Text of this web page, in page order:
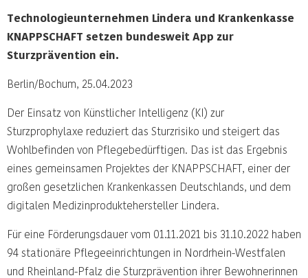
Technologieunternehmen Lindera und Krankenkasse
KNAPPSCHAFT setzen bundesweit App zur
Sturzprävention ein.
Berlin/Bochum, 25.04.2023
Der Einsatz von Künstlicher Intelligenz (KI) zur
Sturzprophylaxe reduziert das Sturzrisiko und steigert das
Wohlbefinden von Pflegebedürftigen. Das ist das Ergebnis
eines gemeinsamen Projektes der KNAPPSCHAFT, einer der
großen gesetzlichen Krankenkassen Deutschlands, und dem
digitalen Medizinproduktehersteller Lindera.
Für eine Förderungsdauer vom 01.11.2021 bis 31.10.2022 haben
94 stationäre Pflegeeinrichtungen in Nordrhein-Westfalen
und Rheinland-Pfalz die Sturzprävention ihrer Bewohnerinnen